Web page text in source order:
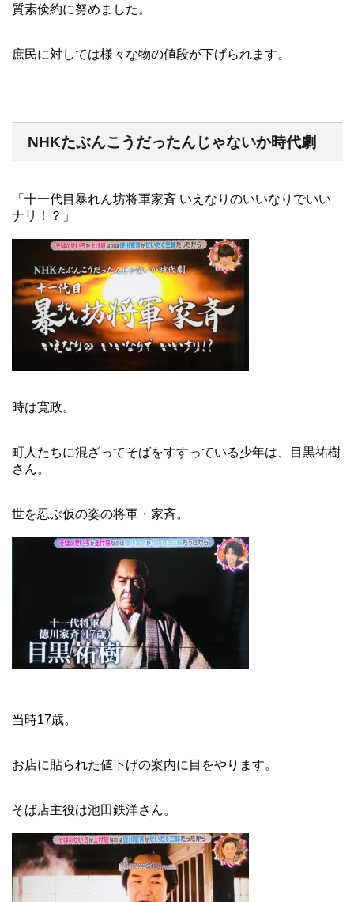
質素倹約に努めました。
庶民に対しては様々な物の値段が下げられます。
NHKたぶんこうだったんじゃないか時代劇
「十一代目暴れん坊将軍家斉 いえなりのいいなりでいい
ナリ！？」
時は寛政。
町人たちに混ざってそばをすすっている少年は、目黒祐樹
さん。
世を忍ぶ仮の姿の将軍・家斉。
当時17歳。
お店に貼られた値下げの案内に目をやります。
そば店主役は池田鉄洋さん。